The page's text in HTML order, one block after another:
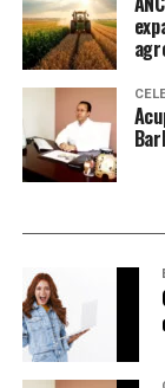
Nacional das
Valores
Indústria de
qualidade de
sua experiência,
do mercado
Certificadora e
Sobre a
A Agrinvest
mercado e
muitas vezes
movimento
indicada, o que
diferença entre
o quanto se
movimento).
De-qi (Chinês:
refere a uma
formigamento